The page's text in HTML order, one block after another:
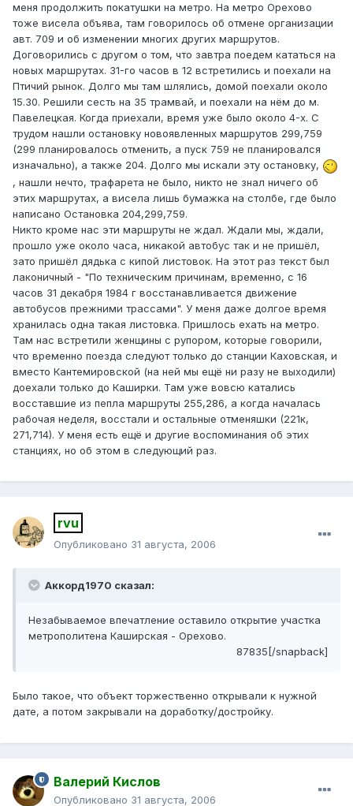
меня продолжить покатушки на метро. На метро Орехово
тоже висела объява, там говорилось об отмене организации
авт. 709 и об изменении многих других маршрутов.
Договорились с другом о том, что завтра поедем кататься на
новых маршрутах. 31-го часов в 12 встретились и поехали на
Птичий рынок. Долго мы там шлялись, домой поехали около
15.30. Решили сесть на 35 трамвай, и поехали на нём до м.
Павелецкая. Когда приехали, время уже было около 4-х. С
трудом нашли остановку новоявленных маршрутов 299,759
(299 планировалось отменить, а пуск 759 не планировался
изначально), а также 204. Долго мы искали эту остановку,
, нашли нечто, трафарета не было, никто не знал ничего об
этих маршрутах, а висела лишь бумажка на столбе, где было
написано Остановка 204,299,759.
Никто кроме нас эти маршруты не ждал. Ждали мы, ждали,
прошло уже около часа, никакой автобус так и не пришёл,
зато пришёл дядька с кипой листовок. На этот раз текст был
лаконичный - "По техническим причинам, временно, с 16
часов 31 декабря 1984 г восстанавливается движение
автобусов прежними трассами". У меня даже долгое время
хранилась одна такая листовка. Пришлось ехать на метро.
Там нас встретили женщины с рупором, которые говорили,
что временно поезда следуют только до станции Каховская, и
вместо Кантемировской (на ней мы ещё ни разу не выходили)
доехали только до Каширки. Там уже вовсю катались
восставшие из пепла маршруты 255,286, а когда началась
рабочая неделя, восстали и остальные отменяшки (221к,
271,714). У меня есть ещё и другие воспоминания об этих
станциях, но об этом в следующий раз.
rvu
Опубликовано 31 августа, 2006
Аккорд1970 сказал:
Незабываемое впечатление оставило открытие участка
метрополитена Каширская - Орехово.
87835[/snapback]
Было такое, что объект торжественно открывали к нужной
дате, а потом закрывали на доработку/достройку.
Валерий Кислов
Опубликовано 31 августа, 2006